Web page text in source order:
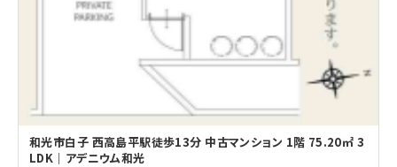
和光市白子 西高島平駅徒歩13分 中古マンション 1階 75.20㎡ 3
LDK｜アデニウム和光